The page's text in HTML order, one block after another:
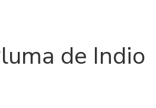
de Indio